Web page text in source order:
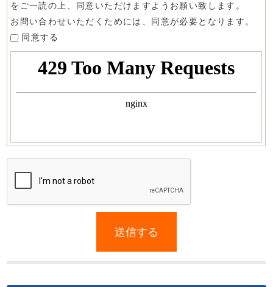
をご一読の上、同意いただけますようお願い致します。
お問い合わせいただくためには、同意が必要となります。
同意する
送信する